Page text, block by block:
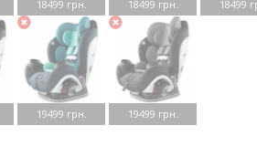
18499 грн. 18499 грн. 18499
19499 грн. 19499 грн.